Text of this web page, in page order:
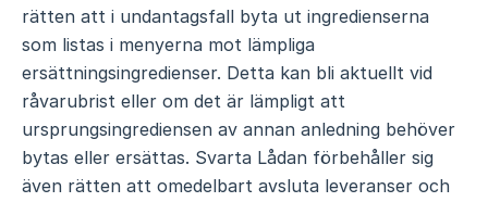
rätten att i undantagsfall byta ut ingredienserna
som listas i menyerna mot lämpliga
ersättningsingredienser. Detta kan bli aktuellt vid
råvarubrist eller om det är lämpligt att
ursprungsingrediensen av annan anledning behöver
bytas eller ersättas. Svarta Lådan förbehåller sig
även rätten att omedelbart avsluta leveranser och